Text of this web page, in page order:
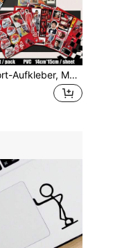
80 Stück Rennsport-Aufkleber, Motorsport-Aufkleber, Fahrername, Fahrernummer, Rennsport-Aufkleber, ANT, LEC.NOR, PIA, HAM Aufkleber, PVC, wasserfeste Oberfläche, Rennsport-Themen-Merchandise, Planer-Aufkleber, Notizbuch-Aufkleber, Laptop-Hülle, geeignet für Familie und Freunde